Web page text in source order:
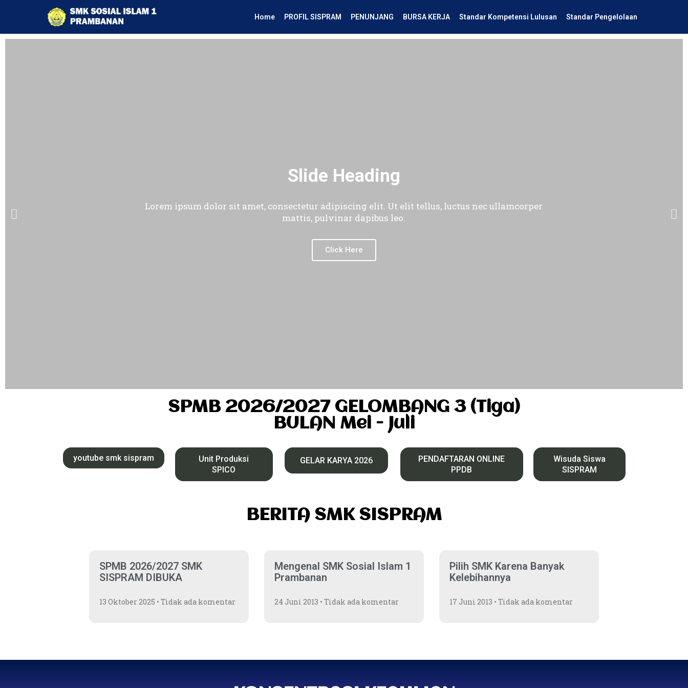
Home PROFIL SISPRAM PENUNJANG BURSA KERJA Standar Kompetensi Lulusan Standar Pengelolaan
Slide Heading
Lorem ipsum dolor sit amet, consectetur adipiscing elit. Ut elit tellus, luctus nec ullamcorper
mattis, pulvinar dapibus leo.
Click Here
SPMB 2026/2027 GELOMBANG 3 (Tiga)
BULAN Mei - Juli
youtube smk sispram
Unit Produksi
SPICO
GELAR KARYA 2026
PENDAFTARAN ONLINE
PPDB
Wisuda Siswa
SISPRAM
BERITA SMK SISPRAM
SPMB 2026/2027 SMK
SISPRAM DIBUKA
13 Oktober 2025 Tidak ada komentar
Mengenal SMK Sosial Islam 1
Prambanan
24 Juni 2013 Tidak ada komentar
Pilih SMK Karena Banyak
Kelebihannya
17 Juni 2013 Tidak ada komentar